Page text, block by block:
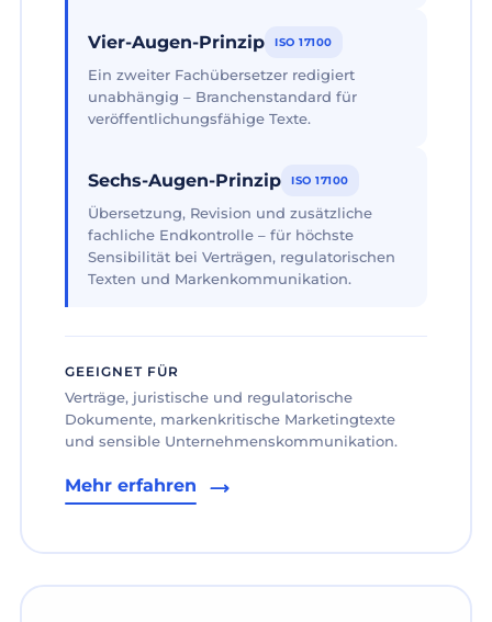
Vier-Augen-Prinzip ISO 17100
Ein zweiter Fachübersetzer redigiert
unabhängig – Branchenstandard für
veröffentlichungsfähige Texte.
Sechs-Augen-Prinzip ISO 17100
Übersetzung, Revision und zusätzliche
fachliche Endkontrolle – für höchste
Sensibilität bei Verträgen, regulatorischen
Texten und Markenkommunikation.
GEEIGNET FÜR
Verträge, juristische und regulatorische
Dokumente, markenkritische Marketingtexte
und sensible Unternehmenskommunikation.
Mehr erfahren